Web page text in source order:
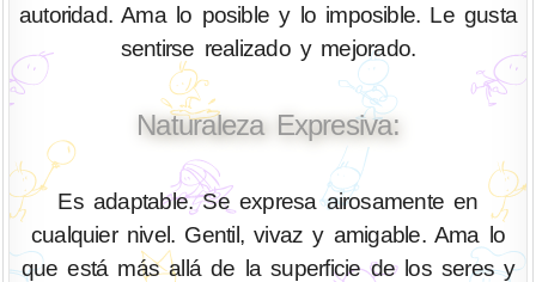
autoridad. Ama lo posible y lo imposible. Le gusta
sentirse realizado y mejorado.
Naturaleza Expresiva:
Es adaptable. Se expresa airosamente en
cualquier nivel. Gentil, vivaz y amigable. Ama lo
que está más allá de la superficie de los seres y